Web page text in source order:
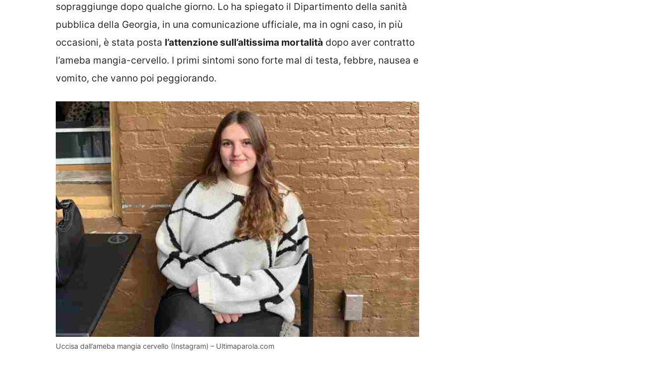
sopraggiunge dopo qualche giorno. Lo ha spiegato il Dipartimento della sanità
pubblica della Georgia, in una comunicazione ufficiale, ma in ogni caso, in più
occasioni, è stata posta l’attenzione sull’altissima mortalità dopo aver contratto
l’ameba mangia-cervello. I primi sintomi sono forte mal di testa, febbre, nausea e
vomito, che vanno poi peggiorando.
Uccisa dall’ameba mangia cervello (Instagram) – Ultimaparola.com